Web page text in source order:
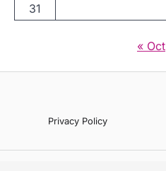
31
« Oct
Privacy Policy